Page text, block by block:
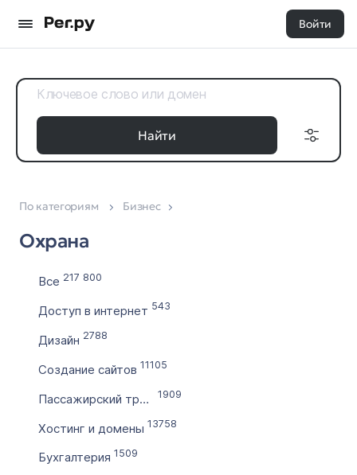
Войти
Найти
Доменные
Все 35
Дата регистрации
Выставлен на продажу
Цена домена в ₽
от
По категориям Бизнес
Охрана
Все 217 800
Доступ в интернет 543
Дизайн 2788
Создание сайтов 11105
Пассажирский транспорт 1909
Хостинг и домены 13758
Бухгалтерия 1509